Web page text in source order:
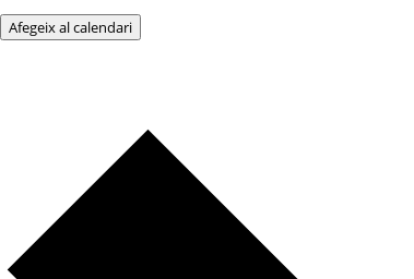
Afegeix al calendari